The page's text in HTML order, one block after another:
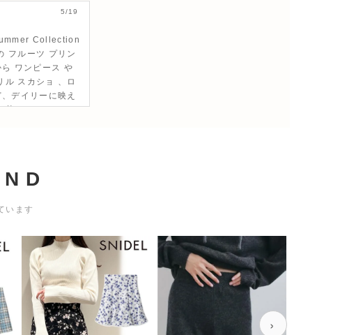
5/19
Collection
フルーツ プリン
ら ワンピース や
ル スカショ 、ロ
デイリーに映え
荷
います
›